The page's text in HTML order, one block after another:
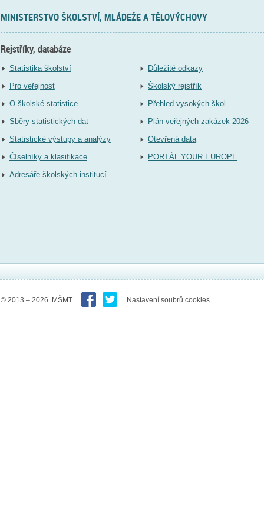
MINISTERSTVO ŠKOLSTVÍ, MLÁDEŽE A TĚLOVÝCHOVY
Rejstříky, databáze
Statistika školství
Pro veřejnost
O školské statistice
Sběry statistických dat
Statistické výstupy a analýzy
Číselníky a klasifikace
Adresáře školských institucí
Důležité odkazy
Školský rejstřík
Přehled vysokých škol
Plán veřejných zakázek 2026
Otevřená data
PORTÁL YOUR EUROPE
© 2013 – 2026 MŠMT Nastavení soubrů cookies